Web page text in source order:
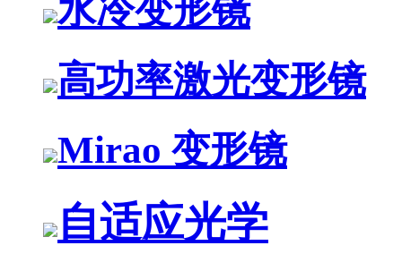
水冷变形镜
高功率激光变形镜
Mirao 变形镜
自适应光学